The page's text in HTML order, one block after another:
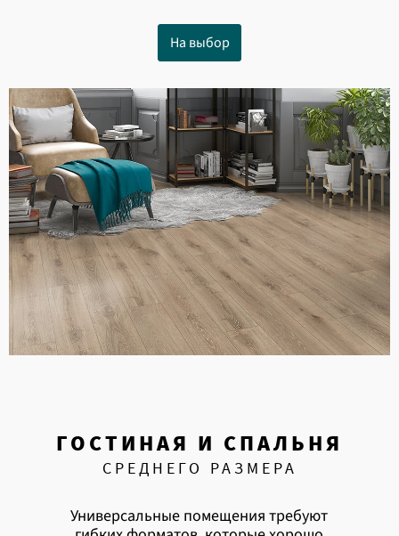
На выбор
ГОСТИНАЯ И СПАЛЬНЯ
СРЕДНЕГО РАЗМЕРА
Универсальные помещения требуют